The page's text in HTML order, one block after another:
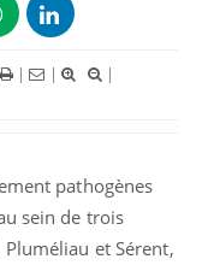
| |
|
pathogènes
sein de trois
et Sérent,